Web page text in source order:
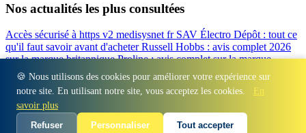
🍪 Nous utilisons des cookies pour améliorer votre expérience sur
notre site. En utilisant notre site, vous acceptez les cookies.
En
savoir plus
Refuser
Personnaliser Tout accepter
Nos actualités les plus consultées
Accès sécurisé à https v2 medisysnet fr SAV Électro Dépôt : tout ce
qu'il faut savoir avant d'acheterRussell Hobbs : avis complet 2026
sur la marque britanniqueProline : avis complet sur la marque
d'électroménager
Valberg avis 2026 : notre test complet de la
marqueBeko : Avis sur la marque turque d'électroménager
Régions - Départements - Villes - Entreprises - Marques Contact
Espace presse